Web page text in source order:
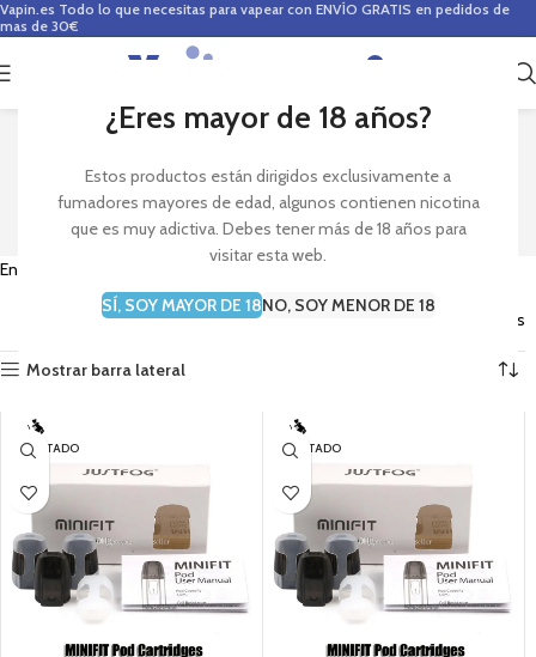
¿Eres mayor de 18 años?
Estos productos están dirigidos exclusivamente a
fumadores mayores de edad, algunos contienen nicotina
que es muy adictiva. Debes tener más de 18 años para
visitar esta web.
SÍ, SOY MAYOR DE 18NO, SOY MENOR DE 18
Vapin.es Todo lo que necesitas para vapear con ENVÍO GRATIS en pedidos de
mas de 30€
0
JUSTFOG
Encuentra claromizadores y atomizadores de la marca
Mostrando los 4 resultados
Mostrar barra lateral
AGOTADO AGOTADO